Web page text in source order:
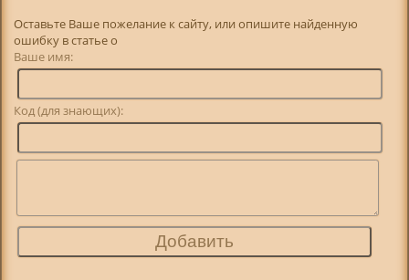
Оставьте Ваше пожелание к сайту, или опишите найденную
ошибку в статье о
Ваше имя:
Код (для знающих):